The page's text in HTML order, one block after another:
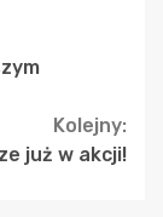
Kolejny:
już w akcji!